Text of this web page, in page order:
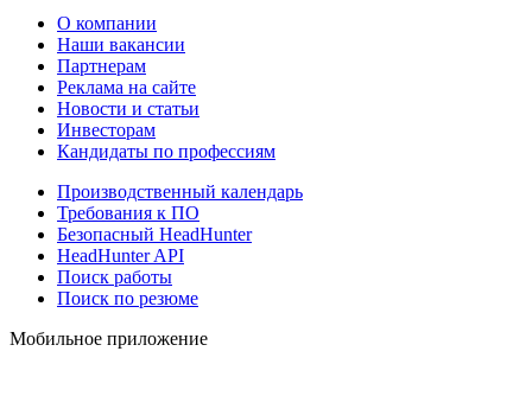
О компании
Наши вакансии
Партнерам
Реклама на сайте
Новости и статьи
Инвесторам
Кандидаты по профессиям
Производственный календарь
Требования к ПО
Безопасный HeadHunter
HeadHunter API
Поиск работы
Поиск по резюме
Мобильное приложение